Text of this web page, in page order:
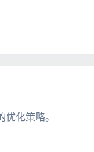
化策略。